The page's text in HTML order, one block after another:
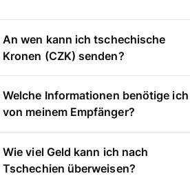
An wen kann ich tschechische
Kronen (CZK) senden?
Welche Informationen benötige ich
von meinem Empfänger?
Wie viel Geld kann ich nach
Tschechien überweisen?